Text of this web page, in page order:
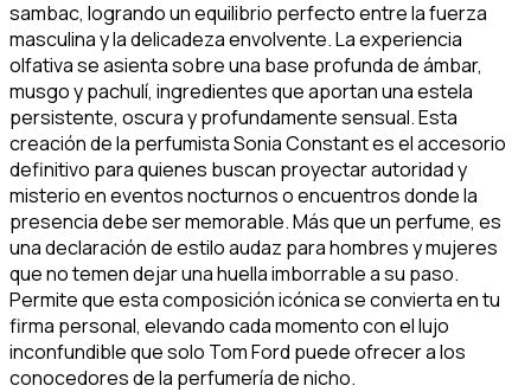
sambac, logrando un equilibrio perfecto entre la fuerza
masculina y la delicadeza envolvente. La experiencia
olfativa se asienta sobre una base profunda de ámbar,
musgo y pachulí, ingredientes que aportan una estela
persistente, oscura y profundamente sensual. Esta
creación de la perfumista Sonia Constant es el accesorio
definitivo para quienes buscan proyectar autoridad y
misterio en eventos nocturnos o encuentros donde la
presencia debe ser memorable. Más que un perfume, es
una declaración de estilo audaz para hombres y mujeres
que no temen dejar una huella imborrable a su paso.
Permite que esta composición icónica se convierta en tu
firma personal, elevando cada momento con el lujo
inconfundible que solo Tom Ford puede ofrecer a los
conocedores de la perfumería de nicho.